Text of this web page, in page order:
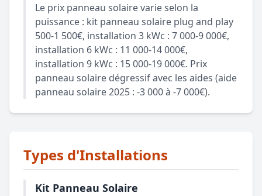
Le prix panneau solaire varie selon la
puissance : kit panneau solaire plug and play
500-1 500€, installation 3 kWc : 7 000-9 000€,
installation 6 kWc : 11 000-14 000€,
installation 9 kWc : 15 000-19 000€. Prix
panneau solaire dégressif avec les aides (aide
panneau solaire 2025 : -3 000 à -7 000€).
Types d'Installations
Kit Panneau Solaire